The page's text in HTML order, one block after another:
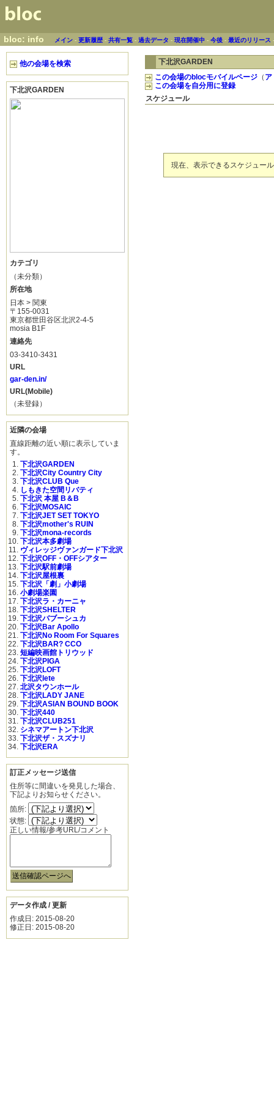
bloc: info メイン -更新履歴 -共有一覧 -過去データ -現在開催中 -今後 -最近のリリース
他の会場を検索
下北沢GARDEN
カテゴリ
（未分類）
所在地
日本 > 関東
〒155-0031
東京都世田谷区北沢2-4-5
mosia B1F
連絡先
03-3410-3431
URL
gar-den.in/
URL(Mobile)
（未登録）
近隣の会場
直線距離の近い順に表示していま
す。
下北沢GARDEN
下北沢City Country City
下北沢CLUB Que
しもきた空間リバティ
下北沢 本屋 B＆B
下北沢MOSAIC
下北沢JET SET TOKYO
下北沢mother's RUIN
下北沢mona-records
下北沢本多劇場
ヴィレッジヴァンガード下北沢
下北沢OFF・OFFシアター
下北沢駅前劇場
下北沢屋根裏
下北沢「劇」小劇場
小劇場楽園
下北沢ラ・カーニャ
下北沢SHELTER
下北沢バブーシュカ
下北沢Bar Apollo
下北沢No Room For Squares
下北沢BAR? CCO
短編映画館トリウッド
下北沢PIGA
下北沢LOFT
下北沢lete
北沢タウンホール
下北沢LADY JANE
下北沢ASIAN BOUND BOOK
下北沢440
下北沢CLUB251
シネマアートン下北沢
下北沢ザ・スズナリ
下北沢ERA
訂正メッセージ送信
住所等に間違いを発見した場合、
下記よりお知らせください。
箇所:
状態:
正しい情報/参考URL/コメント
データ作成 / 更新
作成日: 2015-08-20
修正日: 2015-08-20
下北沢GARDEN
この会場のblocモバイルページ （ ア
この会場を自分用に登録
スケジュール
現在、表示できるスケジュー